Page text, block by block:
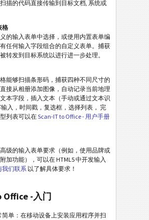
描的代码直接传输到目标文档, 系统或
格
的输入表单中选择，或使用内置表单编
任何输入字段组合的自定义表单。捕获
转发到目标系统以进行进一步处理。
能够扫描条形码，捕获四种不同尺寸的
接从相册添加图像，自动记录当前地理
本字段，插入文本（手动或通过文本识
入，时间戳，复选框，选择列表， 完
列表可以在Scan-IT to Office - 用户手册
级的输入表单要求（例如，使用品牌或
加功能），可以在 HTML5 中开发输入
我们联系以了解具体要求！
Office -入门
单：在移动设备上安装应用程序并扫